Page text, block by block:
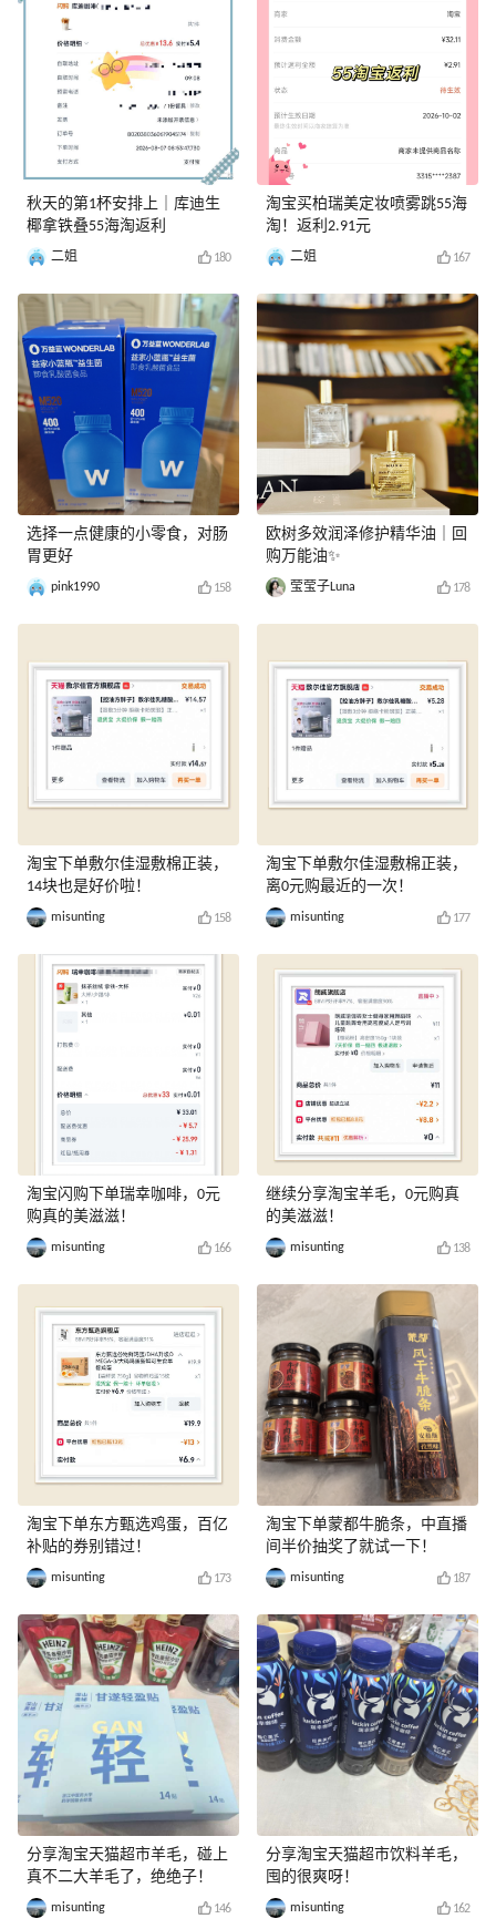
秋天的第1杯安排上｜库迪生
椰拿铁叠55海淘返利
二姐 180
选择一点健康的小零食，对肠
胃更好
pink1990 158
淘宝下单敷尔佳湿敷棉正装，
14块也是好价啦！
misunting 158
淘宝闪购下单瑞幸咖啡，0元
购真的美滋滋！
misunting 166
淘宝下单东方甄选鸡蛋，百亿
补贴的券别错过！
misunting 173
分享淘宝天猫超市羊毛，碰上
真不二大羊毛了，绝绝子！
misunting 146
淘宝买柏瑞美定妆喷雾跳55海
淘！返利2.91元
二姐 167
欧树多效润泽修护精华油｜回
购万能油✨
莹莹子Luna 178
淘宝下单敷尔佳湿敷棉正装，
离0元购最近的一次！
misunting 177
继续分享淘宝羊毛，0元购真
的美滋滋！
misunting 138
淘宝下单蒙都牛脆条，中直播
间半价抽奖了就试一下！
misunting 187
分享淘宝天猫超市饮料羊毛，
囤的很爽呀！
misunting 162